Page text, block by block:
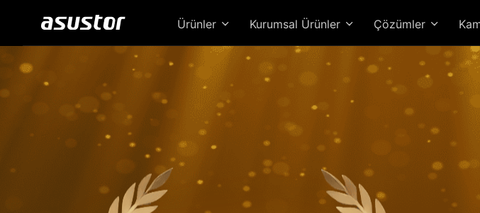
Ürünler Kurumsal Ürünler Çözümler
Lockerstor 24R
Gücüyle Artan